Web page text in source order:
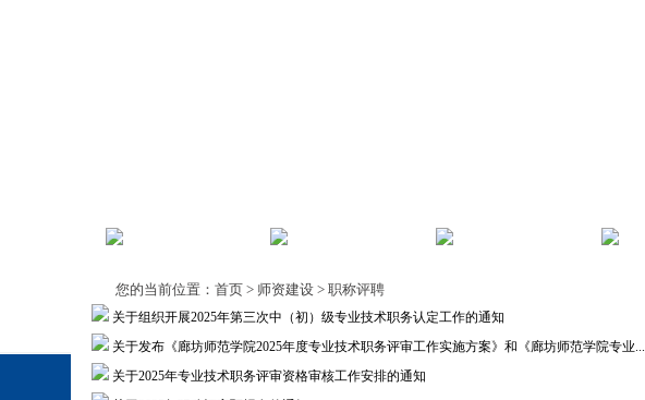
您的当前位置： 首页 > 师资建设 > 职称评聘
关于组织开展2025年第三次中（初）级专业技术职务认定工作的通知
关于发布《廊坊师范学院2025年度专业技术职务评审工作实施方案》和《廊坊师范学院专业...
关于2025年专业技术职务评审资格审核工作安排的通知